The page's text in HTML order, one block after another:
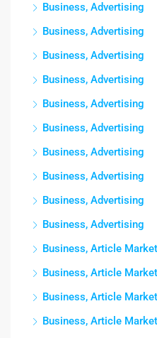
Business, Advertising
Business, Advertising
Business, Advertising
Business, Advertising
Business, Advertising
Business, Advertising
Business, Advertising
Business, Advertising
Business, Advertising
Business, Advertising
Business, Article
Business, Article
Business, Article
Business, Article